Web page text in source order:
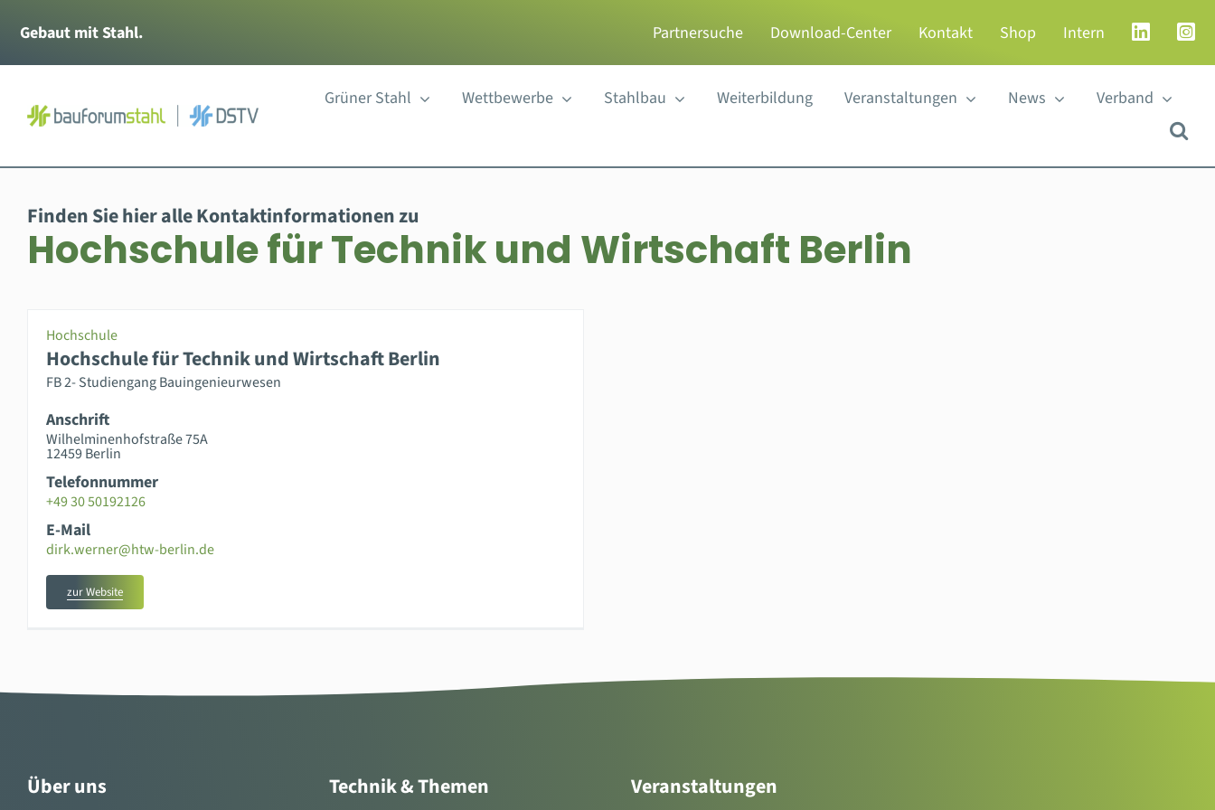
Inhalt
springen
Gebaut mit Stahl. Partnersuche Download-Center Kontakt Shop Intern
Grüner Stahl Wettbewerbe Stahlbau Weiterbildung Veranstaltungen News Verband
Finden Sie hier alle Kontaktinformationen zu
Hochschule für Technik und Wirtschaft Berlin
Hochschule
Hochschule für Technik und Wirtschaft Berlin
FB 2- Studiengang Bauingenieurwesen
Anschrift
Wilhelminenhofstraße 75A
12459 Berlin
Telefonnummer
+49 30 50192126
E-Mail
dirk.werner@htw-berlin.de
zur Website
Über uns Technik & Themen Veranstaltungen